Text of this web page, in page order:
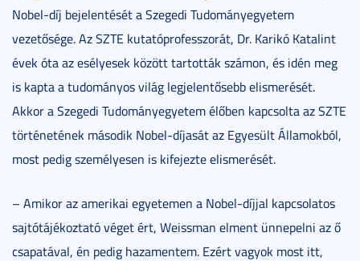
Nobel-díj bejelentését a Szegedi Tudományegyetem
vezetősége. Az SZTE kutatóprofesszorát, Dr. Karikó Katalint
évek óta az esélyesek között tartották számon, és idén meg
is kapta a tudományos világ legjelentősebb elismerését.
Akkor a Szegedi Tudományegyetem élőben kapcsolta az SZTE
történetének második Nobel-díjasát az Egyesült Államokból,
most pedig személyesen is kifejezte elismerését.
– Amikor az amerikai egyetemen a Nobel-díjjal kapcsolatos
sajtótájékoztató véget ért, Weissman elment ünnepelni az ő
csapatával, én pedig hazamentem. Ezért vagyok most itt,